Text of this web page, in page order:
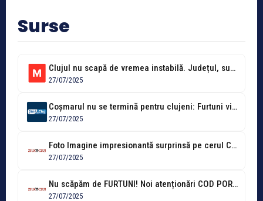
Surse
Clujul nu scapă de vremea instabilă. Județul, sub cod galben și portocaliu...
27/07/2025
Coșmarul nu se termină pentru clujeni: Furtuni violente și grindină cât un...
27/07/2025
Foto Imagine impresionantă surprinsă pe cerul Clujului: Un fulger gigant, despicând norii...
27/07/2025
Nu scăpăm de FURTUNI! Noi atenționări COD PORTOCALIU și GALBEN de ploi,...
27/07/2025